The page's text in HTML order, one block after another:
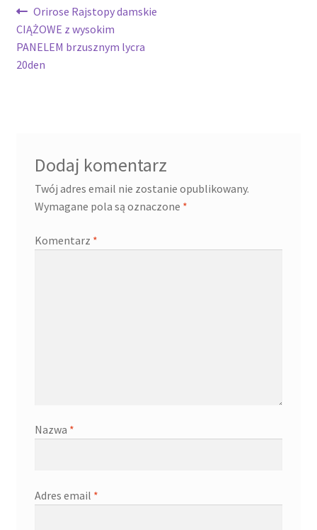
Nawigacja
wpisu
Poprzedni
wpis:
Orirose Rajstopy damskie
CIĄŻOWE z wysokim
PANELEM brzusznym lycra
20den
Dodaj komentarz
Twój adres email nie zostanie opublikowany.
Wymagane pola są oznaczone *
Komentarz *
Nazwa *
Adres email *